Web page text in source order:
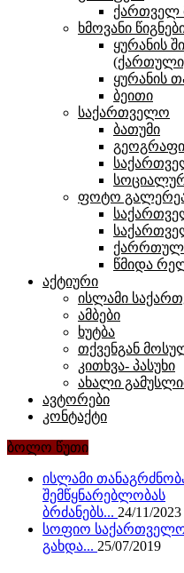
ქართველ
ხმოვანი
ყურანის
ყურანის
ბეითი
საქართველო
ბათუმი
ფოტო
წმიდა
აქტიური
ისლამი
ამბები
ხუტბა
თქვენგან
კითხვა- პასუხი
ახალი
ავტორები
კონტაქტი
ბოლო წუთი
ისლამი
შემწყნარებლობას
ბრძანებს... 24/11/2023
სოფიო
გახდა... 25/07/2019